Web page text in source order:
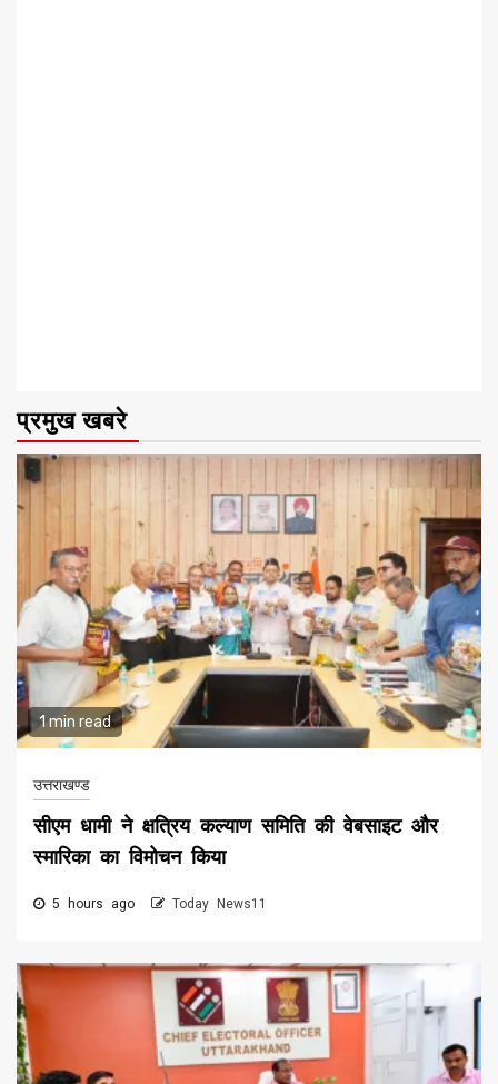
प्रमुख खबरे
1 min read
उत्तराखण्ड
सीएम धामी ने क्षत्रिय कल्याण समिति की वेबसाइट और
स्मारिका का विमोचन किया
5 hours ago Today News11